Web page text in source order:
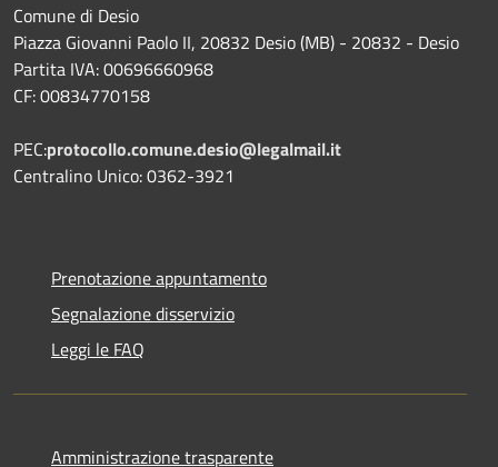
Comune di Desio
Piazza Giovanni Paolo II, 20832 Desio (MB) - 20832 - Desio
Partita IVA: 00696660968
CF: 00834770158
PEC:protocollo.comune.desio@legalmail.it
Centralino Unico: 0362-3921
Prenotazione appuntamento
Segnalazione disservizio
Leggi le FAQ
Amministrazione trasparente